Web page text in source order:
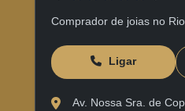
Comprador de joias no
Ligar
Av. Nossa Sra. de